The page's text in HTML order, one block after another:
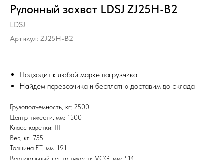
Рулонный захват LDSJ ZJ25H-B2
LDSJ
Артикул: ZJ25H-B2
Подходит к любой марке погрузчика
Найдем перевозчика и бесплатно доставим до склада
Грузоподъемность, кг: 2500
Центр тяжести, мм: 1300
Класс каретки: III
Вес, кг: 755
Толщина ET, мм: 191
Вертикальный центр тяжести VCG, мм: 514